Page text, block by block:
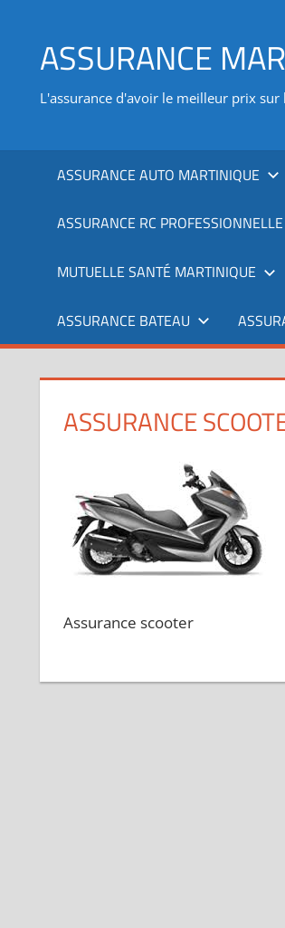
contenuASSURANCE
L'assurance d'avoir le meilleur prix sur
ASSURANCE AUTO MARTINIQUE
ASSURANCE RC
MUTUELLE SANTÉ MARTINIQUE
ASSURANCE BATEAU
ASSURANCE
Assurance scooter